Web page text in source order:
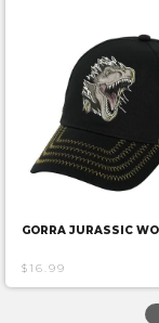
GORRA JURASSIC
$16.99